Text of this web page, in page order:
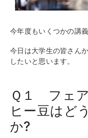
今年度もいくつかの講
今日は大学生の皆さん
したいと思います。
Ｑ１ フェ
ヒー豆はど
か?